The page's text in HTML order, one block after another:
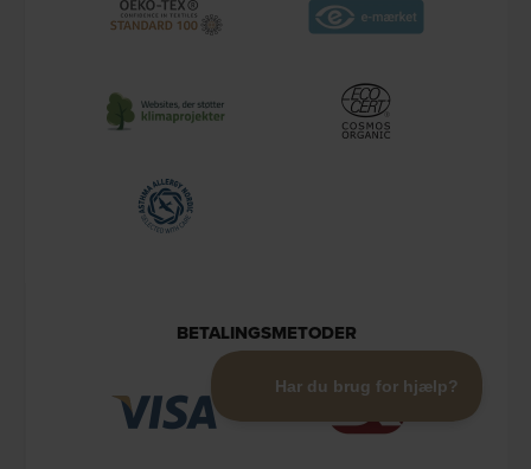
BETALINGSMETODER